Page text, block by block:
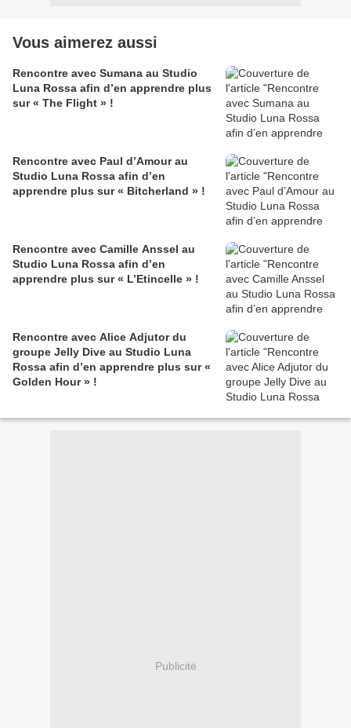
Vous aimerez aussi
Rencontre avec Sumana au Studio
Luna Rossa afin d’en apprendre plus
sur « The Flight » !
Rencontre avec Paul d’Amour au
Studio Luna Rossa afin d’en
apprendre plus sur « Bitcherland » !
Rencontre avec Camille Anssel au
Studio Luna Rossa afin d’en
apprendre plus sur « L’Etincelle » !
Rencontre avec Alice Adjutor du
groupe Jelly Dive au Studio Luna
Rossa afin d’en apprendre plus sur «
Golden Hour » !
Publicité